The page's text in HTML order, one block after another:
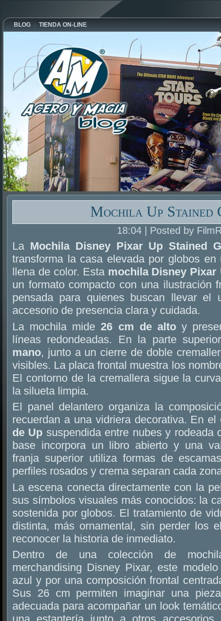
BLOG TIENDA ON-LINE
Mochila Up Stained
18:04 | Posted by
La Mochila Disney Pixar Up Stained
transforma la casa elevada por globos
llena de color. Esta mochila Disney Pixar
un formato compacto con una ilustración
pensada para quienes buscan llevar el
accesorio de presencia clara y cuidada.
La mochila mide26 cm de alto y
líneas redondeadas. En la parte
mano, junto a un cierre de doble
visibles. La placa frontal muestra los
El contorno de la cremallera sigue la
la silueta limpia.
El panel delantero organiza la
recuerdan a una vidriera decorativa. En
de Up suspendida entre nubes y rodeada
base incorpora un libro abierto y una
franja superior utiliza formas de
perfiles rosados y crema separan cada
La escena conecta directamente con la
sus símbolos visuales más conocidos: la
sostenida por globos. El tratamiento de
distinta, más ornamental, sin perder los
reconocer la historia de inmediato.
Dentro de una colección de
merchandising Disney Pixar, este
azul y por una composición frontal
Sus 26 cm permiten imaginar una
adecuada para acompañar un look